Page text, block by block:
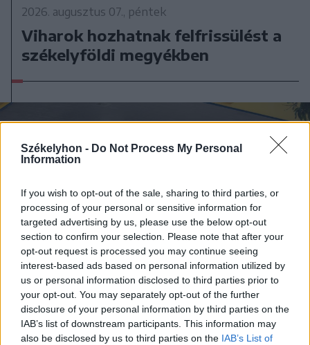
Székelyhon - Do Not Process My Personal
Information
If you wish to opt-out of the sale, sharing to third parties, or
processing of your personal or sensitive information for
targeted advertising by us, please use the below opt-out
section to confirm your selection. Please note that after your
opt-out request is processed you may continue seeing
interest-based ads based on personal information utilized by
us or personal information disclosed to third parties prior to
your opt-out. You may separately opt-out of the further
disclosure of your personal information by third parties on the
IAB’s list of downstream participants. This information may
also be disclosed by us to third parties on the IAB’s List of
2026. augusztus 07., péntek
Viharok hozhatnak felfrissülést a
székelyföldi megyékben
2026. augusztus 07., péntek